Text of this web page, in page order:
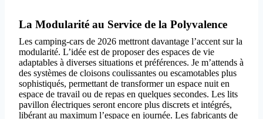
La Modularité au Service de la Polyvalence
Les camping-cars de 2026 mettront davantage l’accent sur la
modularité. L’idée est de proposer des espaces de vie
adaptables à diverses situations et préférences. Je m’attends à
des systèmes de cloisons coulissantes ou escamotables plus
sophistiqués, permettant de transformer un espace nuit en
espace de travail ou de repas en quelques secondes. Les lits
pavillon électriques seront encore plus discrets et intégrés,
libérant au maximum l’espace en journée. Les fabricants de